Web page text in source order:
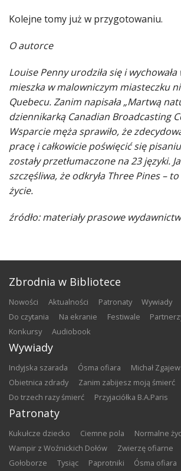
Kolejne tomy już w przygotowaniu.
O autorce
Louise Penny urodziła się i
mieszka w malowniczym miasteczku
Quebecu. Zanim napisała „Martwą
dziennikarką Canadian Broadcasting
Wsparcie męża sprawiło, że
pracę i całkowicie poświęcić się
zostały przetłumaczone na 23 języki.
szczęśliwa, że odkryła Three Pines –
życie.
źródło: materiały prasowe
Zbrodnia w Bibliotece
nowości aktualności patronaty wywiady
do czytania
na ekranie festiwale
konkursy
audiobook
Wywiady
Indyjska szarada Ósma ofiara
Michał
Obietnica zdrady
Zanim zabijesz moją śmierć
Do trzech razy śmierć
Przyjaciółka B.A.Paris
Patronaty
Kukułcze dziecko Ciemne pola
Normalne
Wampir z Woźnickich Dołów
Zwierzę ofiarne
Gołoborze
Tysiąc Paprotniki Ósma ofiara